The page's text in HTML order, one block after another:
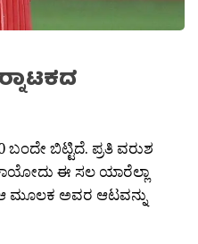
ಬಿಟ್ಟಿದೆ. ಪ್ರತಿ ವರುಶ
ಈ ಸಲ ಯಾರೆಲ್ಲಾ
ಆ ಮೂಲಕ ಅವರ ಆಟವನ್ನು